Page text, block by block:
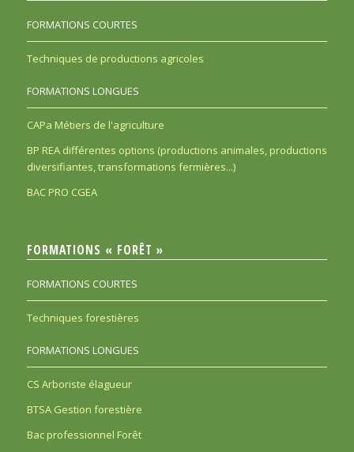
FORMATIONS COURTES
Techniques de productions agricoles
FORMATIONS LONGUES
CAPa Métiers de l'agriculture
BP REA différentes options (productions animales, productions
diversifiantes, transformations fermières...)
BAC PRO CGEA
FORMATIONS « FORÊT »
FORMATIONS COURTES
Techniques forestières
FORMATIONS LONGUES
CS Arboriste élagueur
BTSA Gestion forestière
Bac professionnel Forêt